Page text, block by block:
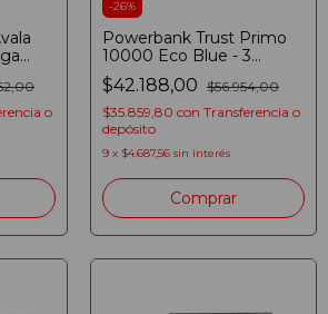
o
-26%
Powerbank Trust Primo
10000 Eco Blue - 3
Puertos, Usb-c, Azul
$42.188,00 $56.954,00
$35.859,80 con Transferencia o
depósito
9 x $4.687,56 sin interés